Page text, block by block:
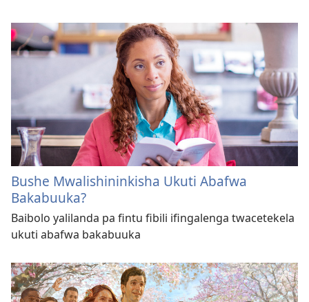
Bushe Mwalishininkisha Ukuti Abafwa
Bakabuuka?
Baibolo yalilanda pa fintu fibili ifingalenga twacetekela
ukuti abafwa bakabuuka